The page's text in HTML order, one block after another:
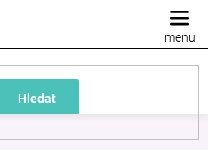
Hledat